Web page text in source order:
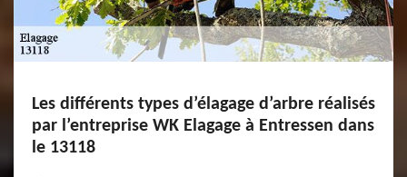
Les différents types d’élagage d’arbre réalisés
par l’entreprise WK Elagage à Entressen dans
le 13118